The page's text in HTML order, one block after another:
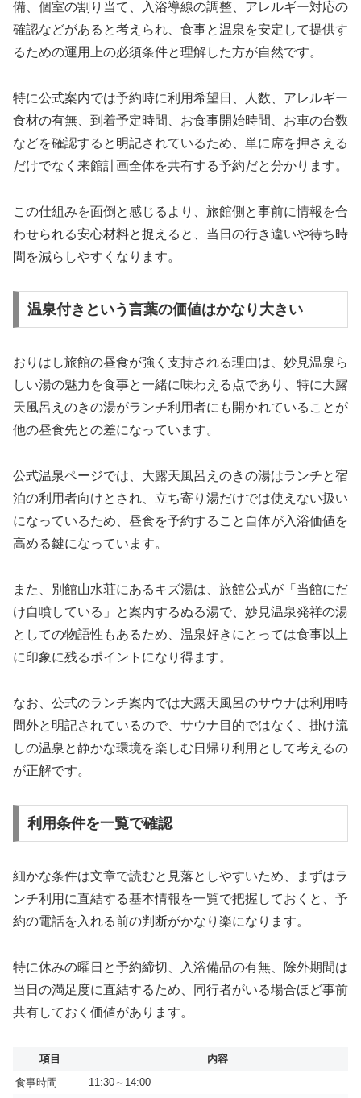
備、個室の割り当て、入浴導線の調整、アレルギー対応の
確認などがあると考えられ、食事と温泉を安定して提供す
るための運用上の必須条件と理解した方が自然です。
特に公式案内では予約時に利用希望日、人数、アレルギー
食材の有無、到着予定時間、お食事開始時間、お車の台数
などを確認すると明記されているため、単に席を押さえる
だけでなく来館計画全体を共有する予約だと分かります。
この仕組みを面倒と感じるより、旅館側と事前に情報を合
わせられる安心材料と捉えると、当日の行き違いや待ち時
間を減らしやすくなります。
温泉付きという言葉の価値はかなり大きい
おりはし旅館の昼食が強く支持される理由は、妙見温泉ら
しい湯の魅力を食事と一緒に味わえる点であり、特に大露
天風呂えのきの湯がランチ利用者にも開かれていることが
他の昼食先との差になっています。
公式温泉ページでは、大露天風呂えのきの湯はランチと宿
泊の利用者向けとされ、立ち寄り湯だけでは使えない扱い
になっているため、昼食を予約すること自体が入浴価値を
高める鍵になっています。
また、別館山水荘にあるキズ湯は、旅館公式が「当館にだ
け自噴している」と案内するぬる湯で、妙見温泉発祥の湯
としての物語性もあるため、温泉好きにとっては食事以上
に印象に残るポイントになり得ます。
なお、公式のランチ案内では大露天風呂のサウナは利用時
間外と明記されているので、サウナ目的ではなく、掛け流
しの温泉と静かな環境を楽しむ日帰り利用として考えるの
が正解です。
利用条件を一覧で確認
細かな条件は文章で読むと見落としやすいため、まずはラ
ンチ利用に直結する基本情報を一覧で把握しておくと、予
約の電話を入れる前の判断がかなり楽になります。
特に休みの曜日と予約締切、入浴備品の有無、除外期間は
当日の満足度に直結するため、同行者がいる場合ほど事前
共有しておく価値があります。
項目
内容
食事時間
11:30～14:00